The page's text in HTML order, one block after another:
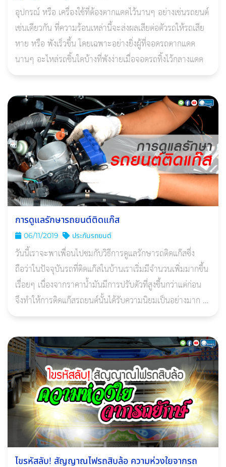
อุปกรณ์ หรือ เครื่องใช้ที่ต้องตากแดดไว้นานๆ อย่างเช่นรถยนต์
เช่นเดียวกัน ที่ความร้อนเหล่านี้จะส่งผลเสียต่อตัวรถให้รถเสีย
หาย หรือ พังเร็วขึ้น โดยเฉพาะอย่างยิ่งผู้ที่จอดรถตากแดด
นานๆ อะไหล่รถชิ้นใดบ้างที่พังง่ายเมื่อจอดรถทิ้งไว้กลางแดด
การดูแลรักษารถยนต์ติดแก๊ส
06/11/2019 ประกันรถยนต์
วันนี้เราจะพาเพื่อนไปชมกับวิธีการดูแลรักษารถติดแก๊สซึ่ง
ถือว่าในปัจจุบันรถที่ติดแก๊สในบ้านเราเริ่มมีจำนวนเพิ่มมากขึ้น
เรื่อยๆ เนื่องจากราคาน้ำมันมีการปรับตัวที่สูงขึ้นกว่าแต่ก่อน
จึงทำให้การติดแก๊สรถยนต์นั้นได้รับความนิยมเป็นอย่างมาก ดัง
นั้นการดูแลร
ไขรหัสลับ! สัญญาณไฟรถสิบล้อ ความห่วงใยจากรถ